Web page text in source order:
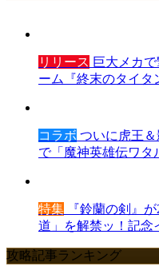
リリース 巨大メカ
ーム『終末のタイタ
コラボ ついに虎王＆
で「魔神英雄伝ワタ
特集 『鈴蘭の剣』
道」を解禁ッ！記念
攻略記事ランキング